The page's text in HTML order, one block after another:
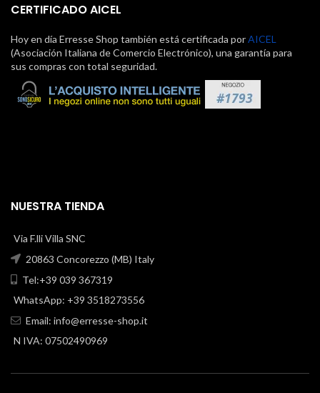
CERTIFICADO AICEL
Hoy en día Erresse Shop también está certificada porAICEL
(Asociación Italiana de Comercio Electrónico), una garantía para
sus compras con total seguridad.
NUESTRA TIENDA
Via F.lli Villa SNC
20863 Concorezzo (MB) Italy
Tel:+39 039 367319
WhatsApp: +39 3518273556
Email: info@erresse-shop.it
N IVA: 07502490969